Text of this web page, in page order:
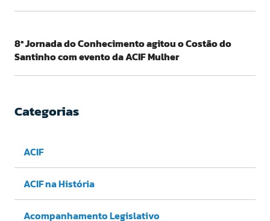
8ª Jornada do Conhecimento agitou o Costão do
Santinho com evento da ACIF Mulher
Categorias
ACIF
ACIF na História
Acompanhamento Legislativo